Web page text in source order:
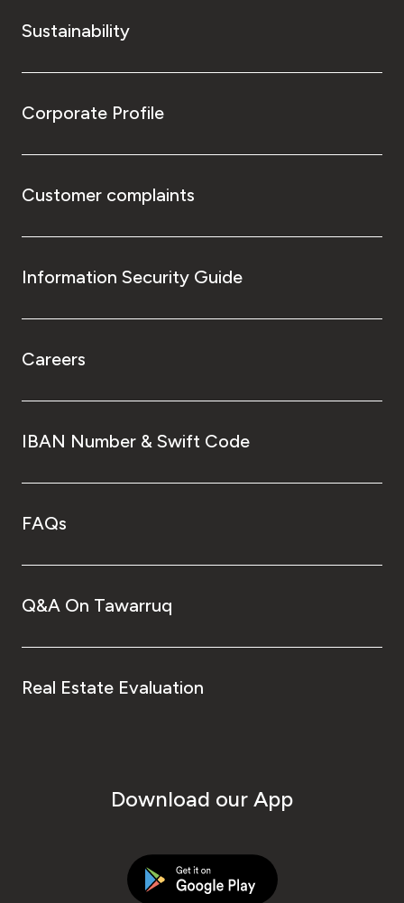
Sustainability
Corporate Profile
Customer complaints
Information Security Guide
Careers
IBAN Number & Swift Code
FAQs
Q&A On Tawarruq
Real Estate Evaluation
Download our App